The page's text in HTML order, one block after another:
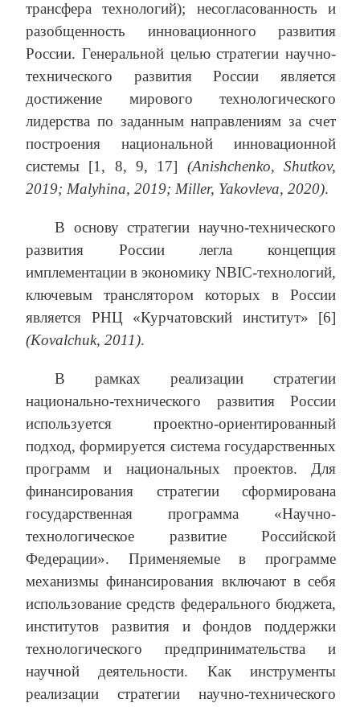
трансфера технологий); несогласованность и
разобщенность инновационного развития
России. Генеральной целью стратегии научно-
технического развития России является
достижение мирового технологического
лидерства по заданным направлениям за счет
построения национальной инновационной
системы [1, 8, 9, 17] (Anishchenko, Shutkov,
2019; Malyhina, 2019; Miller, Yakovleva, 2020).
В основу стратегии научно-технического
развития России легла концепция
имплементации в экономику NBIC-технологий,
ключевым транслятором которых в России
является РНЦ «Курчатовский институт» [6]
(Kovalchuk, 2011).
В рамках реализации стратегии
национально-технического развития России
используется проектно-ориентированный
подход, формируется система государственных
программ и национальных проектов. Для
финансирования стратегии сформирована
государственная программа «Научно-
технологическое развитие Российской
Федерации». Применяемые в программе
механизмы финансирования включают в себя
использование средств федерального бюджета,
институтов развития и фондов поддержки
технологического предпринимательства и
научной деятельности. Как инструменты
реализации стратегии научно-технического